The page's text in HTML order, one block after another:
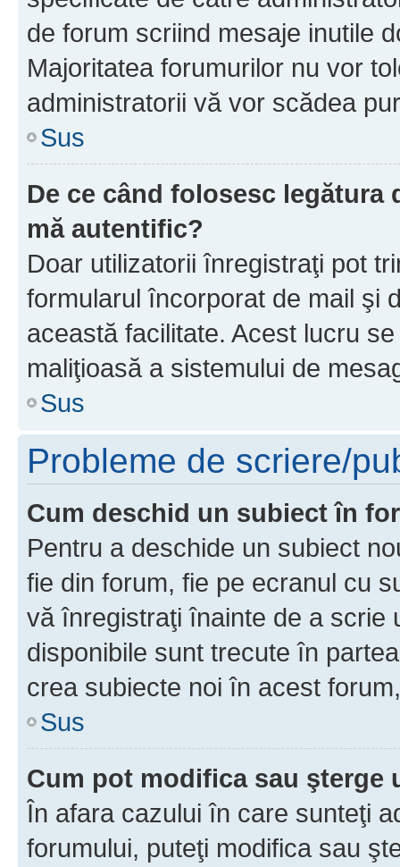
de forum scriind mesaje inutile
Majoritatea forumurilor nu vor
administratorii vă vor scădea
Sus
De ce când folosesc
mă autentific?
Doar utilizatorii înregistraţi pot
formularul încorporat de mail şi
această facilitate. Acest lucru
maliţioasă a sistemului de
Sus
Probleme de scriere/
Cum deschid un subiect în
Pentru a deschide un subiect
fie din forum, fie pe ecranul cu
vă înregistraţi înainte de a scrie
disponibile sunt trecute în
crea subiecte noi în acest
Sus
Cum pot modifica sau şterge
În afara cazului în care sunteţi
forumului, puteţi modifica sau